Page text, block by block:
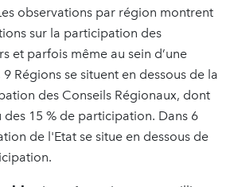
observations par région montrent
sur la participation des
et parfois même au sein d’une
Régions se situent en dessous de la
des Conseils Régionaux, dont
15 % de participation. Dans 6
de l'Etat se situe en dessous de